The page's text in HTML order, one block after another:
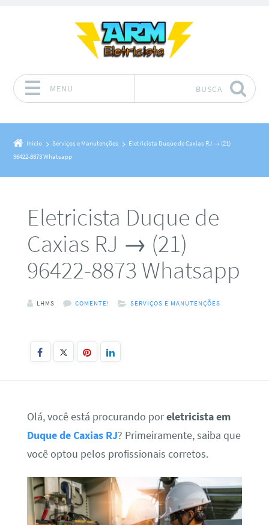
MENU BUSCA
Início Serviços e Manutenções
Eletricista Duque de Caxias RJ → (21)
96422-8873 Whatsapp
Eletricista Duque de
Caxias RJ → (21)
96422-8873 Whatsapp
LHMS COMENTE! SERVIÇOS E MANUTENÇÕES
Olá, você está procurando poreletricista em
Duque de Caxias RJ? Primeiramente, saiba que
você optou pelos profissionais corretos.